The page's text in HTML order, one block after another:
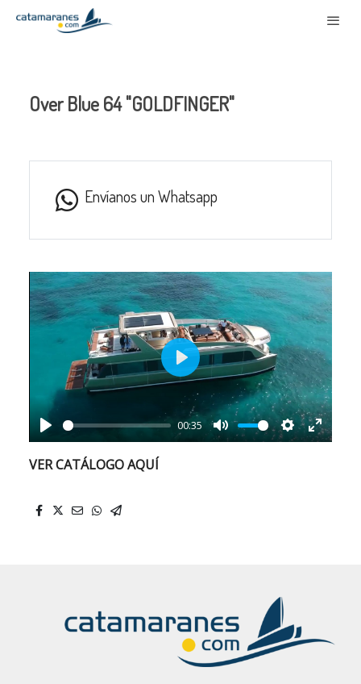
Over Blue 64 "GOLDFINGER"
Envíanos un Whatsapp
Play
00:35
Mute Settings
Enter
Play
VER CATÁLOGO AQUÍ